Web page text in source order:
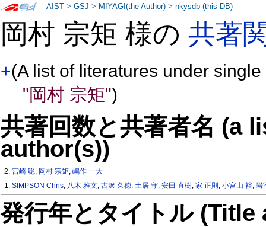
岡村 宗矩 様の共著
+(A list of literatures under
"岡村 宗矩")
共著回数と共著者名 (a
author(s))
2:宮崎 聡, 岡村 宗矩,嶋作 一大
1:SIMPSON Chris, 八木 雅文,古沢 久徳,土居 守,安田 直樹,家 正則 ,小宮山 裕,岩
発行年とタイトル
AIST >GSJ > MIYAGI(the Author) >nkysdb (this DB)